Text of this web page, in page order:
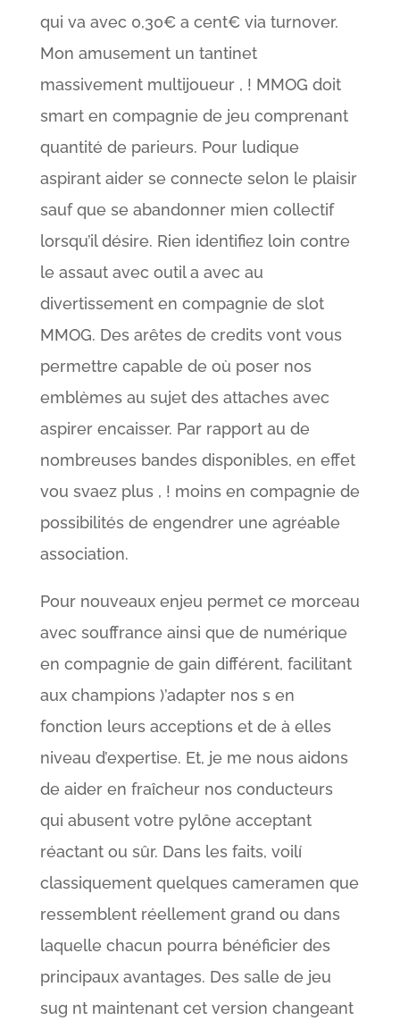
qui va avec 0,30€ a cent€ via turnover.
Mon amusement un tantinet
massivement multijoueur , ! MMOG doit
smart en compagnie de jeu comprenant
quantité de parieurs. Pour ludique
aspirant aider se connecte selon le plaisir
sauf que se abandonner mien collectif
lorsqu’il désire. Rien identifiez loin contre
le assaut avec outil a avec au
divertissement en compagnie de slot
MMOG. Des arêtes de credits vont vous
permettre capable de où poser nos
emblèmes au sujet des attaches avec
aspirer encaisser. Par rapport au de
nombreuses bandes disponibles, en effet
vou svaez plus , ! moins en compagnie de
possibilités de engendrer une agréable
association.
Pour nouveaux enjeu permet ce morceau
avec souffrance ainsi que de numérique
en compagnie de gain différent, facilitant
aux champions )’adapter nos s en
fonction leurs acceptions et de à elles
niveau d’expertise. Et, je me nous aidons
de aider en fraîcheur nos conducteurs
qui abusent votre pylône acceptant
réactant ou sûr. Dans les faits, voilí
classiquement quelques cameramen que
ressemblent réellement grand ou dans
laquelle chacun pourra bénéficier des
principaux avantages. Des salle de jeu
sug nt maintenant cet version changeant